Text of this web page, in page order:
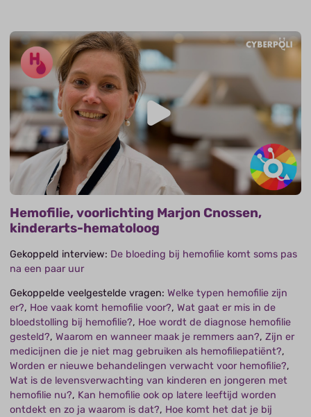
Hemofilie, voorlichting Marjon Cnossen,
kinderarts-hematoloog
Gekoppeld interview: De bloeding bij hemofilie komt soms pas
na een paar uur
Gekoppelde veelgestelde vragen:Welke typen hemofilie zijn
er?, Hoe vaak komt hemofilie voor?,Wat gaat er mis in de
bloedstolling bij hemofilie?, Hoe wordt de diagnose hemofilie
gesteld?,Waarom en wanneer maak je remmers aan?,Zijn er
medicijnen die je niet mag gebruiken als hemofiliepatiënt?,
Worden er nieuwe behandelingen verwacht voor hemofilie?,
Wat is de levensverwachting van kinderen en jongeren met
hemofilie nu?, Kan hemofilie ook op latere leeftijd worden
ontdekt en zo ja waarom is dat?, Hoe komt het dat je bij